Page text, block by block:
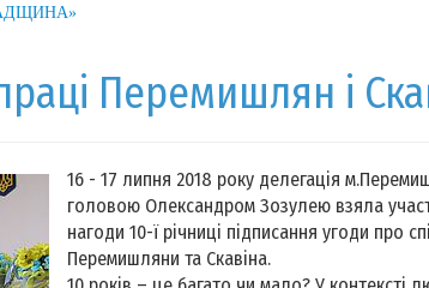
Перемишлян і
16 - 17 липня 2018 року делегація
головою Олександром Зозулею взяла
нагоди 10-ї річниці підписання угоди про
Перемишляни та Скавіна.